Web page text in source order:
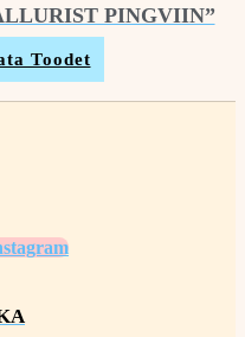
PINGVIIN”
Toodet